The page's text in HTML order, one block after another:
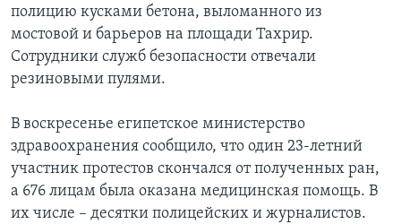
полицию кусками бетона, выломанного из
мостовой и барьеров на площади Тахрир.
Сотрудники служб безопасности отвечали
резиновыми пулями.
В воскресенье египетское министерство
здравоохранения сообщило, что один 23-летний
участник протестов скончался от полученных ран,
а 676 лицам была оказана медицинская помощь. В
их числе – десятки полицейских и журналистов.